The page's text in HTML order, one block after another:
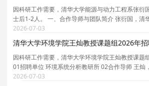
因科研工作需要，清华大学能源与动力工程系张衍
士后1-2人。 一、合作导师与团队简介 张衍国，清
长聘教授、博士生导师。课题组团队以资源、环境
心，致力于可燃固废/生物质能源化/资源化、钙钛矿
2026-07-03
清华大学环境学院王灿教授课题组2026年
因科研工作需要，清华大学环境学院王灿教授课题
01招聘单位 环境系统分析教研所 02合作导师 王灿
容 依托课题组牵头负责的京津冀环境综合治理国家
2026-07-03